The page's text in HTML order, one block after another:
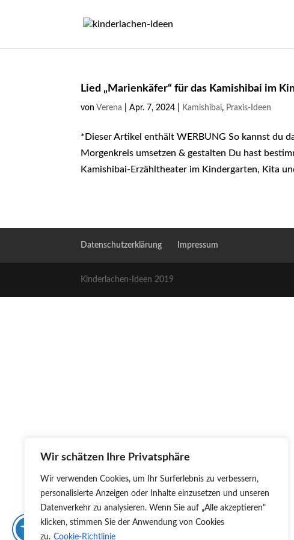
Wir schätzen Ihre Privatsphäre
Wir verwenden Cookies, um Ihr Surferlebnis zu verbessern,
personalisierte Anzeigen oder Inhalte einzusetzen und unseren
Datenverkehr zu analysieren. Wenn Sie auf „Alle akzeptieren"
klicken, stimmen Sie der Anwendung von Cookies
zu. Cookie-Richtlinie
Lied „Marienkäfer“ für das Kamishibai im
von Verena |Apr. 7, 2024 Kamishibai, Praxis-Ideen
*Dieser Artikel enthält WERBUNG So kannst du
Morgenkreis umsetzen & gestalten Du hast
Kamishibai-Erzähltheater im Kindergarten, Kita
Datenschutzerklärung Impressum
Kinderlachen-Ideen 2019